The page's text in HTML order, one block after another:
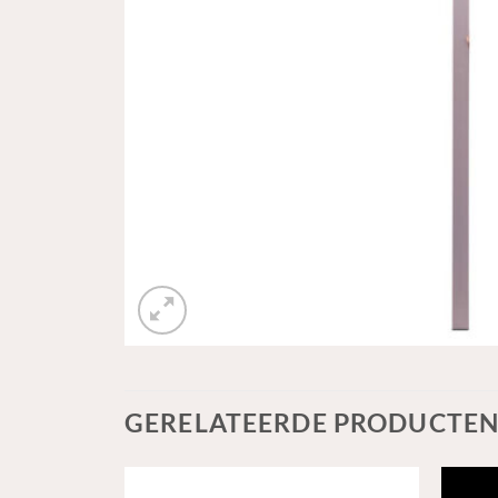
GERELATEERDE